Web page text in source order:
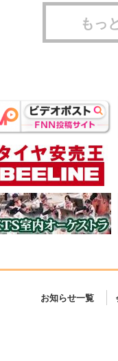
もっ
お知らせ一覧